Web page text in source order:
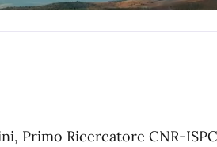
Primo Ricercatore CNR-